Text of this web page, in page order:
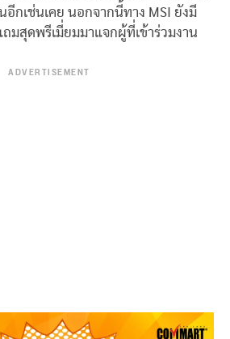
กเช่นเคย นอกจากนี้ทาง MSI ยังมี
มสุดพรีเมี่ยมมาแจกผู้ที่เข้าร่วมงาน
ADVERTISEMENT